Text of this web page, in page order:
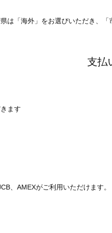
は「海外」をお選びいただき、
支払
ます
、AMEXがご利用いただけます。